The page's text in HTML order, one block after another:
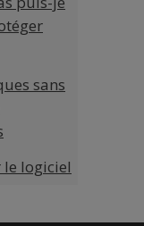
sans
logiciel